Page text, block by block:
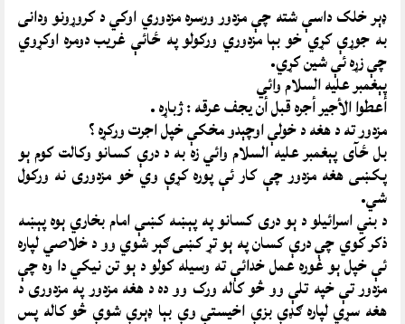
ډېر خلک داسې شته چې مزدور ورسره مزدوري اوکي د کروړونو ودانی
به جوړې کړي خو بېا مزدوري ورکولو په ځائې غريب دومره اوکړوي
چې زړه ئې شين کړي.
پېغمبر عليه السلام وائي
أعطوا الأجير أجره قبل أن يجف عرقه : ژباړه .
مزدور ته د هغه د خولې اوچېدو مخکې خپل اجرت ورکړه ؟
بل ځآی پېغمبر عليه السلام وائي زه به د درې کسانو وکالت کوم ېو
پکښی هغه مزدور چې کار ئې پوره کړې وي خو مزدوری نه ورکول
شي.
د بني اسرائيلو د ېو دری کسانو په پېښه کښې امام بخاري ېوه پېښه
ذکر کوي چې درې کسان په ېو تړ کښی ګېر شوي وو د خلاصي لپاره
ئې خپل ېو غوره عمل خدائې ته وسيله کولو د ېو تن نيکي دا وه چې
مزدور تې خپه تلې وو څو کاله ورک وو ده د هغه مزدور په مزدوری د
هغه سړي لپاره ګډې بزې اخيستې وې بېا ډېرې شوې څو کاله پس